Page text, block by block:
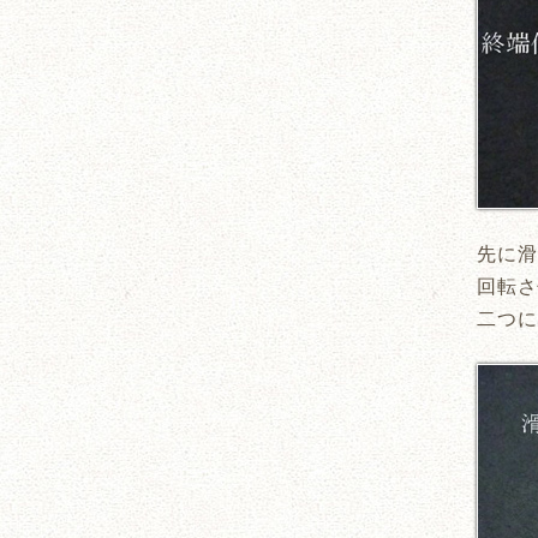
先に
回転
二つ